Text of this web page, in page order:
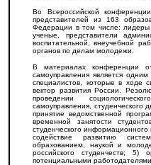
Во Всероссийской
представителей из 163
Федерации в том числе: лидеры
ученые, представители
воспитательной, внеучебной
органов по делам молодежи.
В материалах конференции
самоуправления является
специалистов, которые в ходе
вектор развития России.
проведении
самоуправления, студенческого
принятие ведомственной
временной занятости
студенческого
содействие развитию
образованием, наукой и
российского студенчеств; 5)
потенциальными